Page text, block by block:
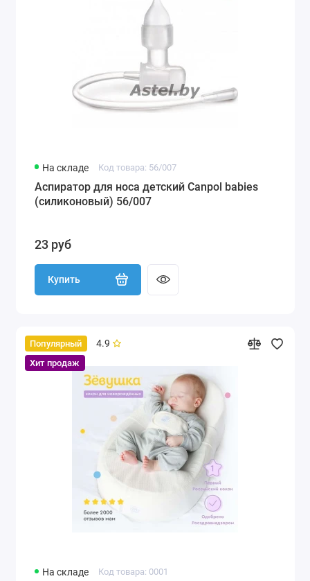
На складе Код товара: 56/007
Аспиратор для носа детский Canpol babies
(силиконовый) 56/007
23 руб
Купить
Популярный
Хит продаж
4.9
На складе Код товара: 0001